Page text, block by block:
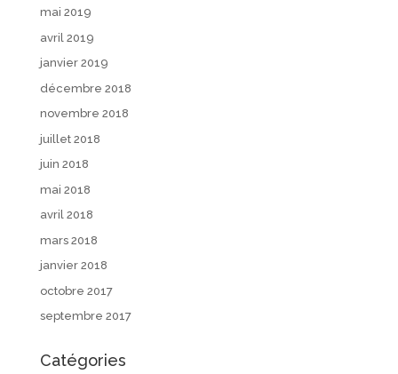
mai 2019
avril 2019
janvier 2019
décembre 2018
novembre 2018
juillet 2018
juin 2018
mai 2018
avril 2018
mars 2018
janvier 2018
octobre 2017
septembre 2017
Catégories